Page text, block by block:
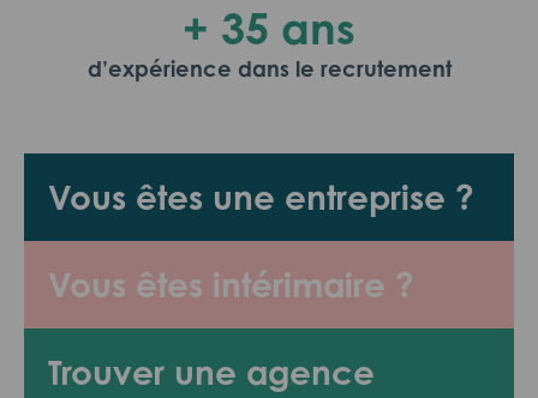
Vous êtes une entreprise ?
Vous êtes intérimaire ?
Trouver une agence
+ 35 ans
d’expérience dans le recrutement